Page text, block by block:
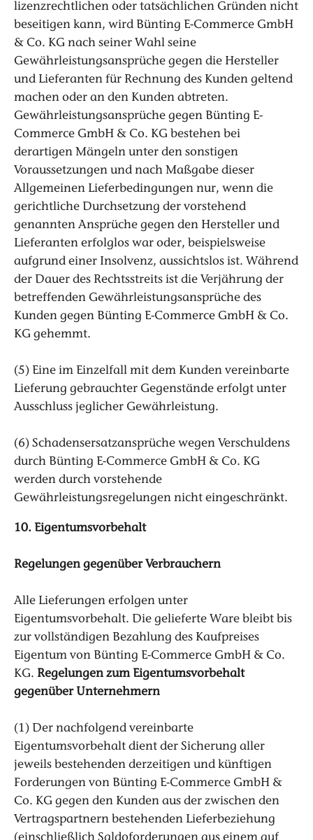
lizenzrechtlichen oder tatsächlichen Gründen nicht
beseitigen kann, wird Bünting E-Commerce GmbH
& Co. KG nach seiner Wahl seine
Gewährleistungsansprüche gegen die Hersteller
und Lieferanten für Rechnung des Kunden geltend
machen oder an den Kunden abtreten.
Gewährleistungsansprüche gegen Bünting E-
Commerce GmbH & Co. KG bestehen bei
derartigen Mängeln unter den sonstigen
Voraussetzungen und nach Maßgabe dieser
Allgemeinen Lieferbedingungen nur, wenn die
gerichtliche Durchsetzung der vorstehend
genannten Ansprüche gegen den Hersteller und
Lieferanten erfolglos war oder, beispielsweise
aufgrund einer Insolvenz, aussichtslos ist. Während
der Dauer des Rechtsstreits ist die Verjährung der
betreffenden Gewährleistungsansprüche des
Kunden gegen Bünting E-Commerce GmbH & Co.
KG gehemmt.
(5) Eine im Einzelfall mit dem Kunden vereinbarte
Lieferung gebrauchter Gegenstände erfolgt unter
Ausschluss jeglicher Gewährleistung.
(6) Schadensersatzansprüche wegen Verschuldens
durch Bünting E-Commerce GmbH & Co. KG
werden durch vorstehende
Gewährleistungsregelungen nicht eingeschränkt.
10. Eigentumsvorbehalt
Regelungen gegenüber Verbrauchern
Alle Lieferungen erfolgen unter
Eigentumsvorbehalt. Die gelieferte Ware bleibt bis
zur vollständigen Bezahlung des Kaufpreises
Eigentum von Bünting E-Commerce GmbH & Co.
KG. Regelungen zum Eigentumsvorbehalt
gegenüber Unternehmern
(1) Der nachfolgend vereinbarte
Eigentumsvorbehalt dient der Sicherung aller
jeweils bestehenden derzeitigen und künftigen
Forderungen von Bünting E-Commerce GmbH &
Co. KG gegen den Kunden aus der zwischen den
Vertragspartnern bestehenden Lieferbeziehung